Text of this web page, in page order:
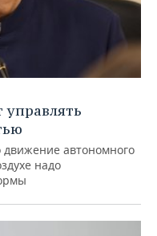
автономного
надо